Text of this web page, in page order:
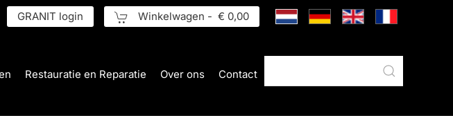
GRANIT login Winkelwagen - € 0,00
Restauratie en Reparatie Over ons Contact